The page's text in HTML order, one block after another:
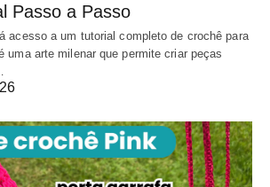
Passo a Passo
acesso a um tutorial completo de crochê para
uma arte milenar que permite criar peças